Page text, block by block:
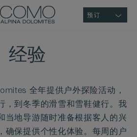
预订
经验
全年提供户外探险活动，
，到冬季的滑雪和雪鞋健行。我
当地导游随时准备根据客人的兴
确保提供个性化体验。每周的户